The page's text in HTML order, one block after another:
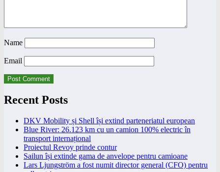
Name
Email
Recent Posts
DKV Mobility și Shell își extind parteneriatul european
Blue River: 26.123 km cu un camion 100% electric în
transport internațional
Proiectul Revoy prinde contur
Sailun își extinde gama de anvelope pentru camioane
Lars Ljungström a fost numit director general (CFO) pentru